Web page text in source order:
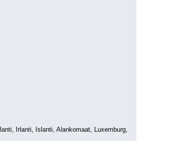
Irlanti, Islanti, Alankomaat, Luxemburg,